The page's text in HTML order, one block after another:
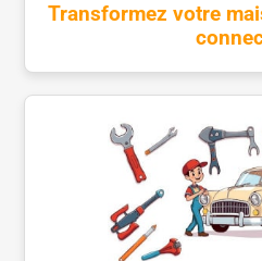
Transformez votre